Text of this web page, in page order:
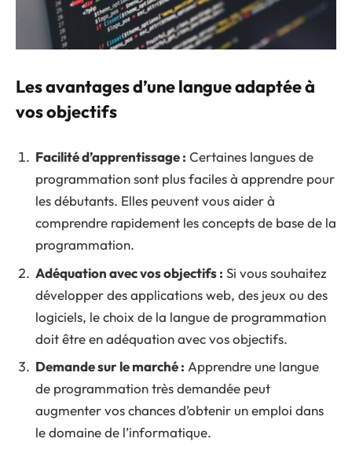
Les avantages d’une langue adaptée à
vos objectifs
Facilité d’apprentissage : Certaines langues de
programmation sont plus faciles à apprendre pour
les débutants. Elles peuvent vous aider à
comprendre rapidement les concepts de base de la
programmation.
Adéquation avec vos objectifs : Si vous souhaitez
développer des applications web, des jeux ou des
logiciels, le choix de la langue de programmation
doit être en adéquation avec vos objectifs.
Demande sur le marché : Apprendre une langue
de programmation très demandée peut
augmenter vos chances d’obtenir un emploi dans
le domaine de l’informatique.